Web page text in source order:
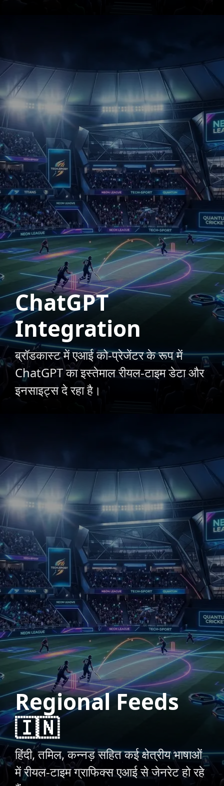
ChatGPT
Integration
ब्रॉडकास्ट में एआई को-प्रेजेंटर के रूप में
ChatGPT का इस्तेमाल रीयल-टाइम डेटा और
इनसाइट्स दे रहा है।
Regional Feeds
🇮🇳
हिंदी, तमिल, कन्नड़ सहित कई क्षेत्रीय भाषाओं
में रीयल-टाइम ग्राफिक्स एआई से जेनरेट हो रहे